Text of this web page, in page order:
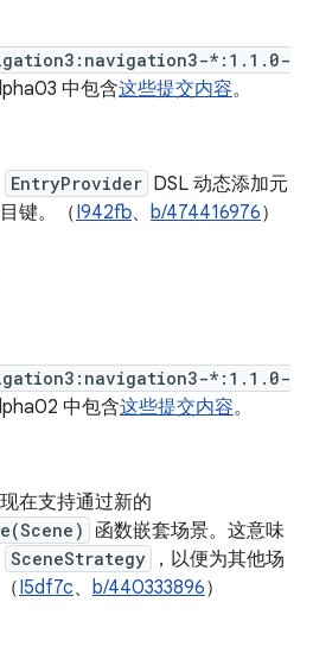
*:1.1.0-
中包含这些提交内容。
EntryProvider DSL 动态添加元
键。（I942fb、 b/474416976）
*:1.1.0-
中包含这些提交内容。
现在支持通过新的
函数嵌套场景。这意味
SceneStrategy
，以便为其他场
I5df7c、 b/440333896）